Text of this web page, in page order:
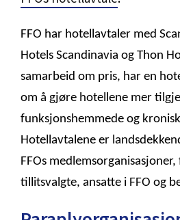
FFO har hotellavtaler med
Hotels Scandinavia og Thon
samarbeid om pris, har en
om å gjøre hotellene mer
funksjonshemmede og
Hotellavtalene er
FFOs medlemsorganisasjoner,
tillitsvalgte, ansatte i FFO og